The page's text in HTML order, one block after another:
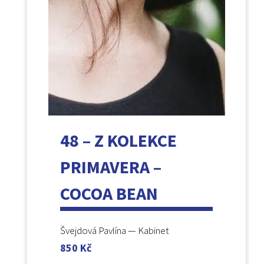
48 – Z KOLEKCE
PRIMAVERA –
COCOA BEAN
Švejdová Pavlína — Kabinet
850 Kč